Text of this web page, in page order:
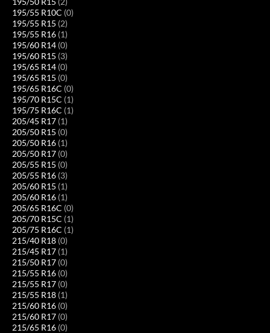
195/55 R10C (0)
195/55 R15 (2)
195/55 R16 (1)
195/60 R14 (0)
195/60 R15 (3)
195/65 R14 (0)
195/65 R15 (0)
195/65 R16C (0)
195/70 R15C (1)
195/75 R16C (1)
205/45 R17 (1)
205/50 R15 (0)
205/50 R16 (1)
205/50 R17 (0)
205/55 R15 (0)
205/55 R16 (3)
205/60 R15 (1)
205/60 R16 (1)
205/65 R16C (0)
205/70 R15C (1)
205/75 R16C (1)
215/40 R18 (0)
215/45 R17 (1)
215/50 R17 (0)
215/55 R16 (0)
215/55 R17 (0)
215/55 R18 (1)
215/60 R16 (0)
215/60 R17 (0)
215/65 R16 (0)